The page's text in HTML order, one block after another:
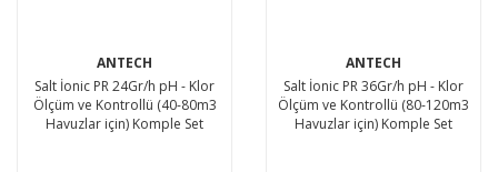
ANTECH
Salt İonic PR 24Gr/h pH - Klor
Ölçüm ve Kontrollü (40-80m3
Havuzlar için) Komple Set
ANTECH
Salt İonic PR 36Gr/h pH - Klor
Ölçüm ve Kontrollü (80-120m3
Havuzlar için) Komple Set